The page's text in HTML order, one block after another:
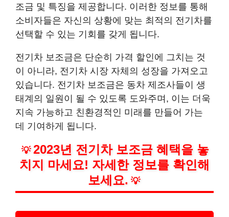
조금 및 특징을 제공합니다. 이러한 정보를 통해
소비자들은 자신의 상황에 맞는 최적의 전기차를
선택할 수 있는 기회를 갖게 됩니다.
전기차 보조금은 단순히 가격 할인에 그치는 것
이 아니라, 전기차 시장 자체의 성장을 가져오고
있습니다. 전기차 보조금은 동차 제조사들이 생
태계의 일원이 될 수 있도록 도와주며, 이는 더욱
지속 가능하고 친환경적인 미래를 만들어 가는
데 기여하게 됩니다.
💡 2023년 전기차 보조금 혜택을 놓
치지 마세요! 자세한 정보를 확인해
보세요. 💡